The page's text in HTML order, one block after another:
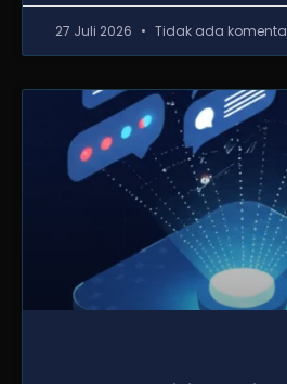
27 Juli 2026 Tidak ada